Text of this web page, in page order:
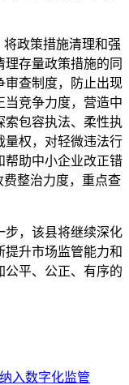
将政策措施清理和强
存量政策措施的同
审查制度，防止出现
当竞争力度，营造中
索包容执法、柔性执
量权，对轻微违法行
帮助中小企业改正错
费整治力度，重点查
步，该县将继续深化
提升市场监管能力和
公平、公正、有序的
入数字化监管